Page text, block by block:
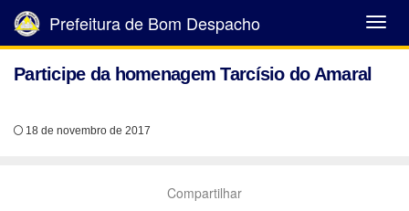
Abrir
Menu
Prefeitura de Bom Despacho
Participe da homenagem Tarcísio do Amaral
18 de novembro de 2017
Compartilhar